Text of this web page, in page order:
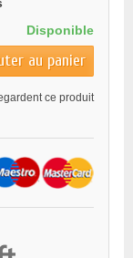
Disponible
au panier
ce produit